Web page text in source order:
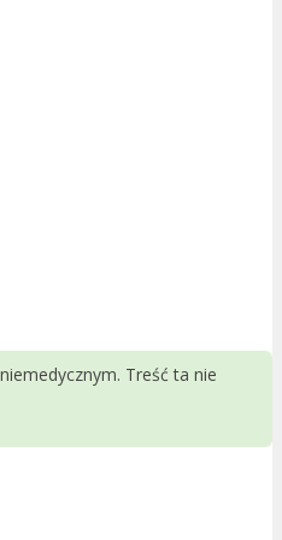
Treść ta nie